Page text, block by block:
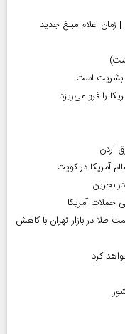
اعلام مبلغ جدید
بشریت است
را فرو می‌ریزد
آمریکا در کویت
بحرین
حملات آمریکا
۱۱ مرداد ۱۴۰۵ | افت قیمت طلا در بازار تهران با کاهش
کرد